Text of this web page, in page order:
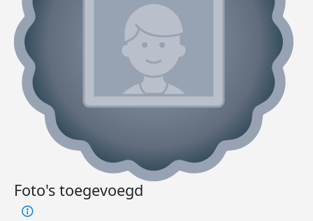
Foto's toegevoegd